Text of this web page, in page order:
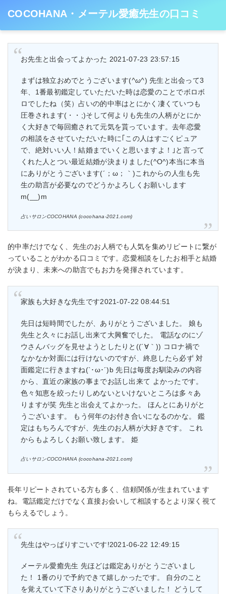
COCOHANA・メーテル愛癒先生の口コミ
お先生と出会ってよかった 2021-07-23 23:57:15
まずは独立おめでとうございます(^ω^) 先生と出会って3
年、1番最初鑑定していただいた時は恋愛のことでボロボ
ロでしたね（笑）占いの的中率はとにかく凄くていつも
圧巻されます(・・;)そして何よりも先生の人柄がとにか
く大好きで毎回癒されて元気を貰っています。去年恋愛
の相談をさせていただいた時に｢この人はすごくピュア
で、絶対いい人！結婚までいくと思いますよ！｣と言って
くれた人とつい最近結婚が決まりました(^O^)本当に本当
にありがとうございます(´；ω；｀)これからの人生も先
生の助言が必要なのでどうかよろしくお願いします
m(__)m
占いサロンCOCOHANA (cocohana-2021.com)
的中率だけでなく、先生のお人柄でも人気を集めリピートに繋が
っていることがわかる口コミです。恋愛相談をしたお相手と結婚
が決まり、未来への助言でもお力を発揮されています。
家族も大好きな先生です2021-07-22 08:44:51
先日は短時間でしたが、ありがとうございました。 娘も
先生と久々にお話し出来て大興奮でした。 電話なのにゾ
ウさんバッグを見せようとしたりと((´∀｀)) コロナ禍で
なかなか対面には行けないのですが、終息したら必ず 対
面鑑定に行きますね(`･ω･´)b 先日は毎度お馴染みの内容
から、直近の家族の事までお話し出来て よかったです。
色々知恵を絞ったりしめないといけないところは多々あ
りますが笑 先生と出会えてよかった。 ほんとにありがと
うございます。 もう何年のお付き合いになるのかな。 鑑
定はもちろんですが、先生のお人柄が大好きです。 これ
からもよろしくお願い致します。 姫
占いサロンCOCOHANA (cocohana-2021.com)
長年リピートされている方も多く、信頼関係が生まれています
ね。電話鑑定だけでなく直接お会いして相談するとより深く視て
もらえるでしょう。
先生はやっぱりすごいです!2021-06-22 12:49:15
メーテル愛癒先生 先ほどは鑑定ありがとうございまし
た！ 1番のりで予約できて嬉しかったです。 自分のこと
を覚えていて下さりありがとうございました！ どうして